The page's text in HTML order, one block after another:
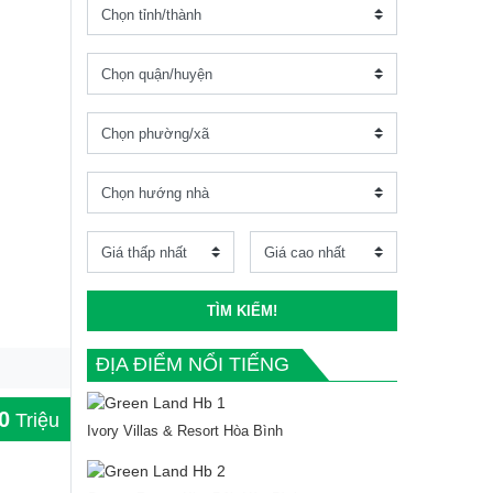
Triệu
TÌM KIẾM!
ĐỊA ĐIỂM NỔI TIẾNG
Ivory Villas & Resort Hòa Bình